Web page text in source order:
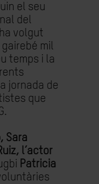
el seu
del
volgut
mil
temps i la
jornada de
que
Sara
l’actor
Patricia